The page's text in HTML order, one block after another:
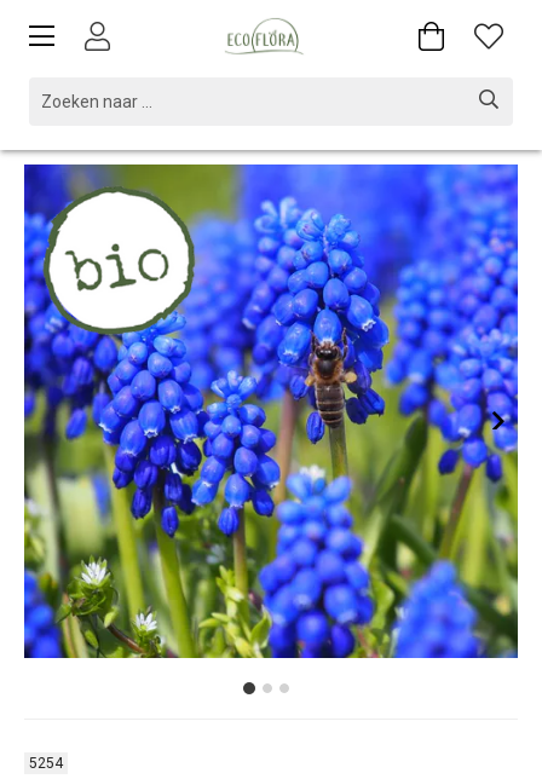
5254